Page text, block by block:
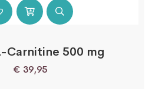
Carnitine 500 mg
€ 39,95